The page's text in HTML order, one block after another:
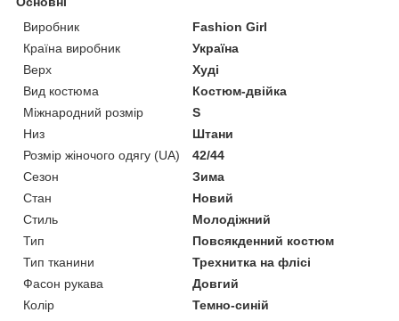
Виробник
Fashion Girl
Країна виробник
Україна
Верх
Худі
Вид костюма
Костюм-двійка
Міжнародний розмір
S
Низ
Штани
Розмір жіночого одягу (UA)
42/44
Сезон
Зима
Стан
Новий
Стиль
Молодіжний
Тип
Повсякденний костюм
Тип тканини
Трехнитка на флісі
Фасон рукава
Довгий
Колір
Темно-синій